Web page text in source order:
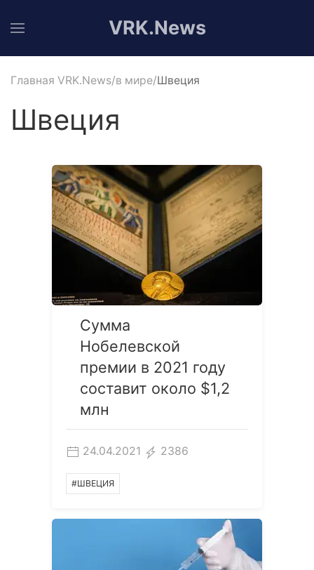
VRK.News
Главная VRK.News в мире Швеция
Швеция
Сумма
Нобелевской
премии в 2021 году
составит около $1,2
млн
24.04.2021 2386
#ШВЕЦИЯ